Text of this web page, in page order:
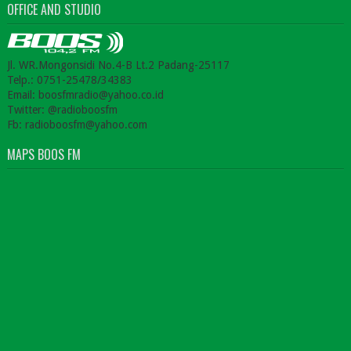
OFFICE AND STUDIO
Jl. WR.Mongonsidi No.4-B Lt.2 Padang-25117
Telp.: 0751-25478/34383
Email: boosfmradio@yahoo.co.id
Twitter: @radioboosfm
Fb: radioboosfm@yahoo.com
MAPS BOOS FM